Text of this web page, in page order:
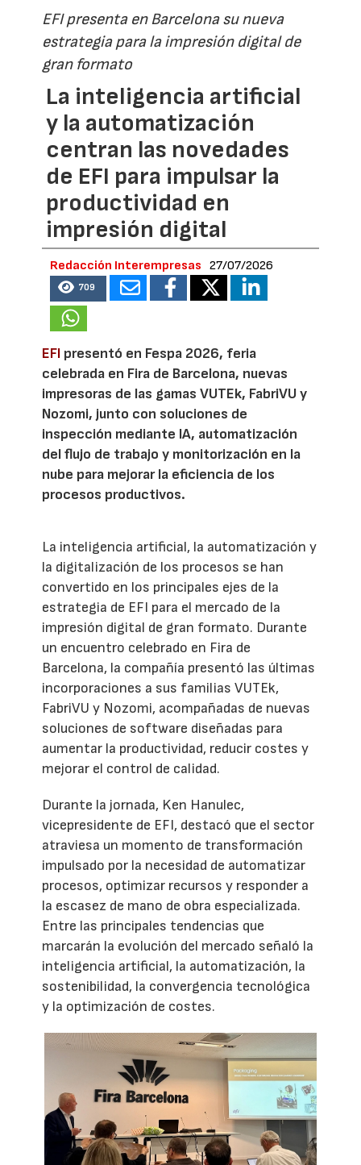
EFI presenta en Barcelona su nueva
estrategia para la impresión digital de
gran formato
La inteligencia artificial
y la automatización
centran las novedades
de EFI para impulsar la
productividad en
impresión digital
Redacción Interempresas 27/07/2026
709
EFI presentó en Fespa 2026, feria
celebrada en Fira de Barcelona, nuevas
impresoras de las gamas VUTEk, FabriVU y
Nozomi, junto con soluciones de
inspección mediante IA, automatización
del flujo de trabajo y monitorización en la
nube para mejorar la eficiencia de los
procesos productivos.
La inteligencia artificial, la automatización y
la digitalización de los procesos se han
convertido en los principales ejes de la
estrategia de EFI para el mercado de la
impresión digital de gran formato. Durante
un encuentro celebrado en Fira de
Barcelona, la compañía presentó las últimas
incorporaciones a sus familias VUTEk,
FabriVU y Nozomi, acompañadas de nuevas
soluciones de software diseñadas para
aumentar la productividad, reducir costes y
mejorar el control de calidad.
Durante la jornada, Ken Hanulec,
vicepresidente de EFI, destacó que el sector
atraviesa un momento de transformación
impulsado por la necesidad de automatizar
procesos, optimizar recursos y responder a
la escasez de mano de obra especializada.
Entre las principales tendencias que
marcarán la evolución del mercado señaló la
inteligencia artificial, la automatización, la
sostenibilidad, la convergencia tecnológica
y la optimización de costes.